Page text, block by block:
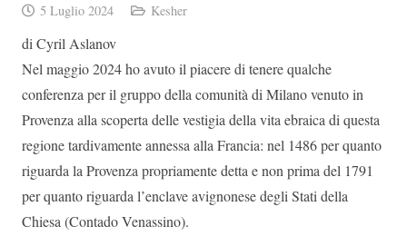
5 Luglio 2024 Kesher
di Cyril Aslanov
Nel maggio 2024 ho avuto il piacere di tenere qualche
conferenza per il gruppo della comunità di Milano venuto in
Provenza alla scoperta delle vestigia della vita ebraica di questa
regione tardivamente annessa alla Francia: nel 1486 per quanto
riguarda la Provenza propriamente detta e non prima del 1791
per quanto riguarda l’enclave avignonese degli Stati della
Chiesa (Contado Venassino).